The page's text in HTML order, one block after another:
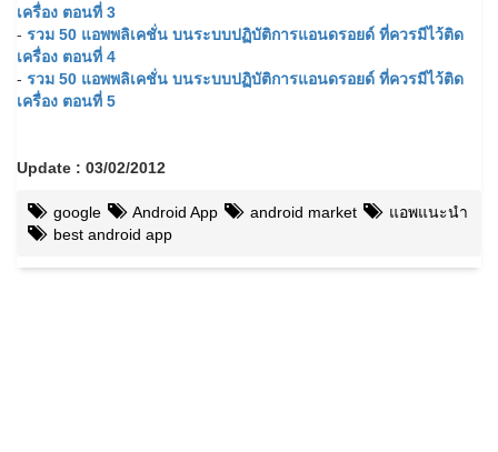
เครื่อง ตอนที่ 3
- รวม 50 แอพพลิเคชั่น บนระบบปฏิบัติการแอนดรอยด์ ที่ควรมีไว้ติด
เครื่อง ตอนที่ 4
- รวม 50 แอพพลิเคชั่น บนระบบปฏิบัติการแอนดรอยด์ ที่ควรมีไว้ติด
เครื่อง ตอนที่ 5
Update : 03/02/2012
google Android App android market
แอพแนะนำ
best android app